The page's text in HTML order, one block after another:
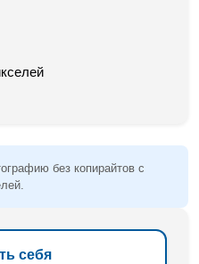
без копирайтов с
себя